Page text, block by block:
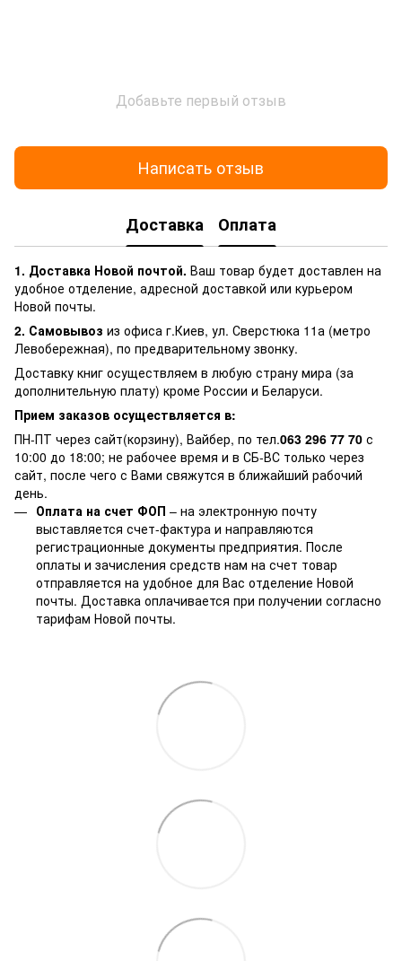
Добавьте первый отзыв
Написать отзыв
Доставка Оплата
1. Доставка Новой почтой. Ваш товар будет доставлен на
удобное отделение, адресной доставкой или курьером
Новой почты.
2. Самовывоз из офиса г.Киев, ул. Сверстюка 11а (метро
Левобережная), по предварительному звонку.
Доставку книг осуществляем в любую страну мира (за
дополнительную плату) кроме России и Беларуси.
Прием заказов осуществляется в:
ПН-ПТ через сайт(корзину), Вайбер, по тел.063 296 77 70 с
10:00 до 18:00; не рабочее время и в СБ-ВС только через
сайт, после чего с Вами свяжутся в ближайший рабочий
день.
Оплата на счет ФОП – на электронную почту
выставляется счет-фактура и направляются
регистрационные документы предприятия. После
оплаты и зачисления средств нам на счет товар
отправляется на удобное для Вас отделение Новой
почты. Доставка оплачивается при получении согласно
тарифам Новой почты.